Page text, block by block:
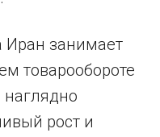
Иран занимает
товарообороте
наглядно
рост и